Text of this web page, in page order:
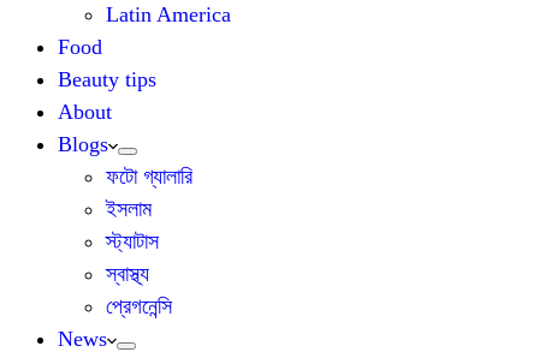
Latin America
Food
Beauty tips
About
Blogs
ফটো গ্যালারি
ইসলাম
স্ট্যাটাস
স্বাস্থ্য
প্রেগনেন্সি
News